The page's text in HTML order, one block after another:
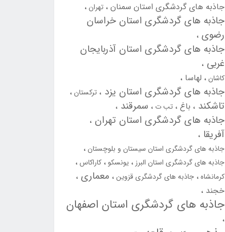
جاذبه های گردشگری استان سمنان تهران
جاذبه های گردشگری استان خراسان
رضوی
جاذبه های گردشگری استان آذربایجان
غربی
کاشان لهاسا
جاذبه های گردشگری استان یزد ترکستان
تاشکند باغ تب ت سمرقند
جاذبه های گردشگری استان تهران
آفریقا
جاذبه های گردشگری استان سیستان و بلوچستان
جاذبه های گردشگری استان البرز یونسکو کاراکاس
کرمانشاه جاذبه های گردشگری قزوین معماری
خجند
جاذبه های گردشگری استان اصفهان